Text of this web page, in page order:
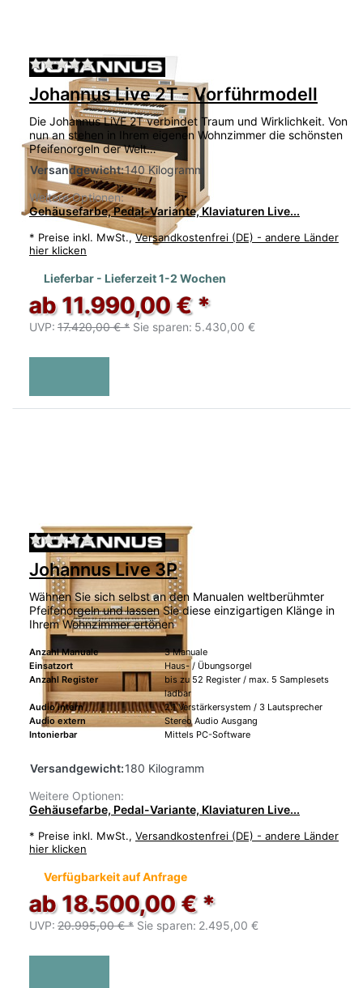
Zu diesem Produkt liegen noch keine
Johannus Live 2T - Vorführmodell
Die Johannus LiVE 2T verbindet Traum und Wirklichkeit. Von
nun an stehen in Ihrem eigenen Wohnzimmer die schönsten
Pfeifenorgeln der Welt…
Versandgewicht:140 Kilogramm
Weitere Optionen:
Gehäusefarbe, Pedal-Variante, Klaviaturen Live...
* Preise inkl. MwSt.,Versandkostenfrei (DE) - andere Länder
hier klicken
Lieferbar - Lieferzeit 1-2 Wochen
ab 11.990,00 € *
UVP: 17.420,00 € * Sie sparen: 5.430,00 €
Zu diesem Produkt liegen noch keine
Johannus Live 3P
Wähnen Sie sich selbst an den Manualen weltberühmter
Pfeifenorgeln und lassen Sie diese einzigartigen Klänge in
Ihrem Wohnzimmer ertönen
Anzahl Manuale
3 Manuale
Einsatzort
Haus- / Übungsorgel
Anzahl Register
bis zu 52 Register / max. 5 Samplesets
ladbar
Audio intern
2.1 Verstärkersystem / 3 Lautsprecher
Audio extern
Stereo Audio Ausgang
Intonierbar
Mittels PC-Software
Versandgewicht:180 Kilogramm
Weitere Optionen:
Gehäusefarbe, Pedal-Variante, Klaviaturen Live...
* Preise inkl. MwSt., Versandkostenfrei (DE) - andere Länder
hier klicken
Verfügbarkeit auf Anfrage
ab 18.500,00 € *
UVP: 20.995,00 € * Sie sparen: 2.495,00 €